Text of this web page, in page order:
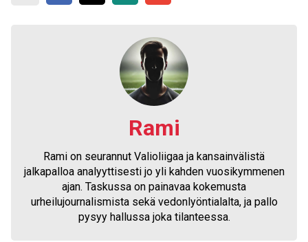
Rami
Rami on seurannut Valioliigaa ja kansainvälistä
jalkapalloa analyyttisesti jo yli kahden vuosikymmenen
ajan. Taskussa on painavaa kokemusta
urheilujournalismista sekä vedonlyöntialalta, ja pallo
pysyy hallussa joka tilanteessa.